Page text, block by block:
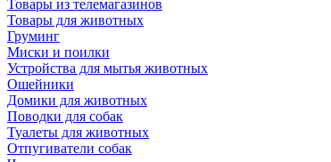
Товары из телемагазинов
Товары для животных
Груминг
Миски и поилки
Устройства для мытья животных
Ошейники
Домики для животных
Поводки для собак
Туалеты для животных
Отпугиватели собак